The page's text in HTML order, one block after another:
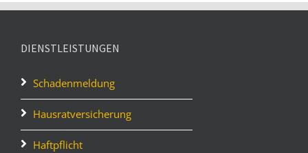
DIENSTLEISTUNGEN
Schadenmeldung
Hausratversicherung
Haftpflicht